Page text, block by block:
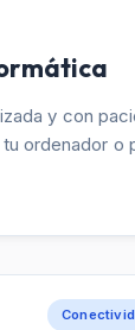
y con
ordenador o